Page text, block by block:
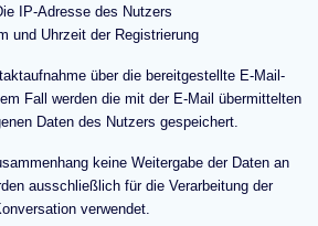
IP-Adresse des Nutzers
und Uhrzeit der Registrierung
über die bereitgestellte E-Mail-
Fall werden die mit der E-Mail übermittelten
Daten des Nutzers gespeichert.
keine Weitergabe der Daten an
ausschließlich für die Verarbeitung der
verwendet.